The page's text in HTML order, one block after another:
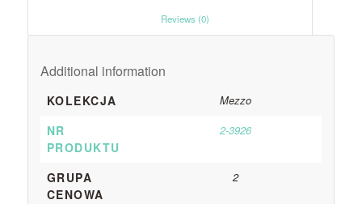
Additional information
KOLEKCJA Mezzo
NR
PRODUKTU
2-3926
GRUPA
CENOWA
2